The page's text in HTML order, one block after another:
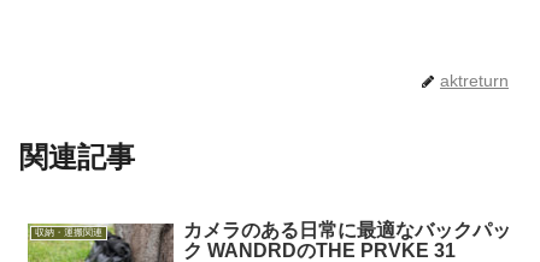
aktreturn
関連記事
収納・運搬関連
カメラのある日常に最適なバックパッ
ク WANDRDのTHE PRVKE 31